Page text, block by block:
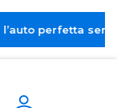
senza